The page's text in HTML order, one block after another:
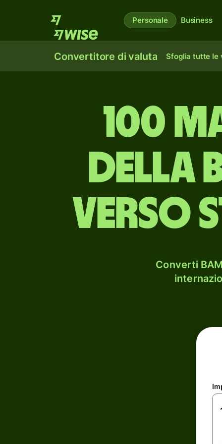
Personale Business
Convertitore di valuta Sfoglia tutte le
100
della
verso
Converti